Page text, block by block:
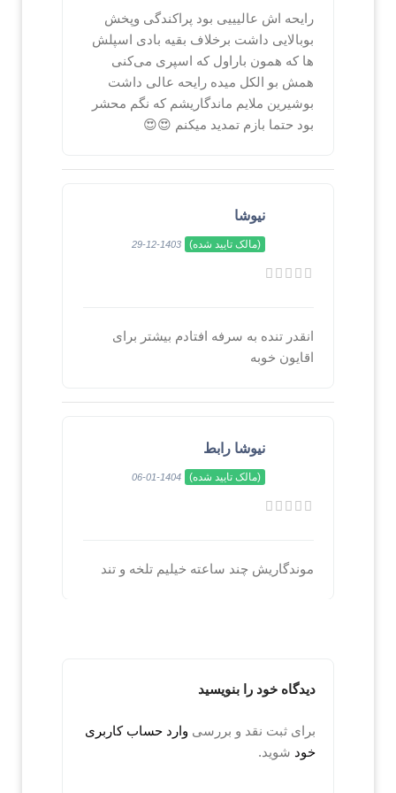
رایحه اش عالیییی بود پراکندگی وپخش
بوبالایی داشت برخلاف بقیه بادی اسپلش
ها که همون باراول که اسپری می‌کنی
همش بو الکل میده رایحه عالی داشت
بوشیرین ملایم ماندگاریشم که نگم محشر
بود حتما بازم تمدید میکنم 😍😍
نیوشا
(مالک تایید شده) 1403-12-29
انقدر تنده به سرفه افتادم بیشتر برای
اقایون خوبه
نیوشا رابط
(مالک تایید شده) 1404-01-06
موندگاریش چند ساعته خیلیم تلخه و تند
دیدگاه خود را بنویسید
برای ثبت نقد و بررسی وارد حساب کاربری
خود شوید.